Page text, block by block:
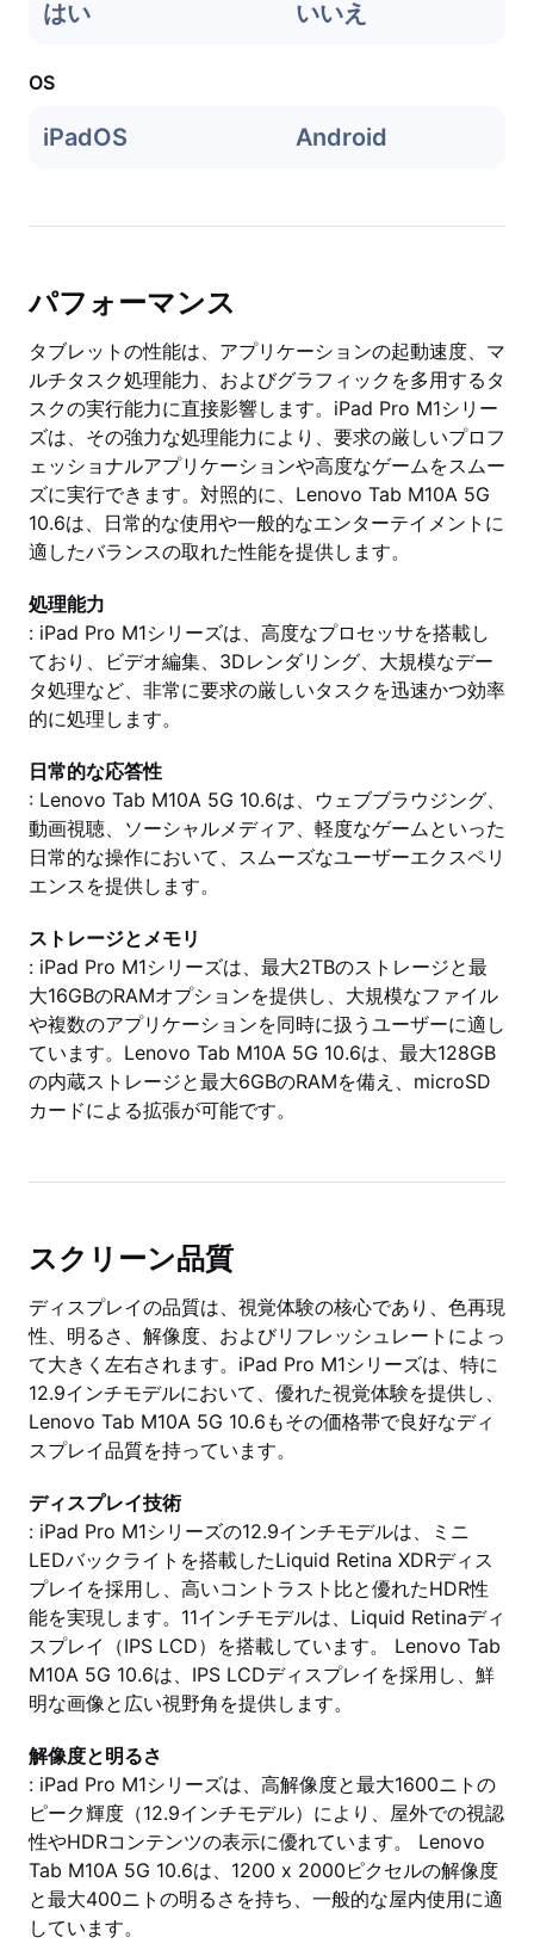
はい いいえ
OS
iPadOS Android
パフォーマンス
タブレットの性能は、アプリケーションの起動速度、マ
ルチタスク処理能力、およびグラフィックを多用するタ
スクの実行能力に直接影響します。iPad Pro M1シリー
ズは、その強力な処理能力により、要求の厳しいプロフ
ェッショナルアプリケーションや高度なゲームをスムー
ズに実行できます。対照的に、Lenovo Tab M10A 5G
10.6は、日常的な使用や一般的なエンターテイメントに
適したバランスの取れた性能を提供します。
処理能力
: iPad Pro M1シリーズは、高度なプロセッサを搭載し
ており、ビデオ編集、3Dレンダリング、大規模なデー
タ処理など、非常に要求の厳しいタスクを迅速かつ効率
的に処理します。
日常的な応答性
: Lenovo Tab M10A 5G 10.6は、ウェブブラウジング、
動画視聴、ソーシャルメディア、軽度なゲームといった
日常的な操作において、スムーズなユーザーエクスペリ
エンスを提供します。
ストレージとメモリ
: iPad Pro M1シリーズは、最大2TBのストレージと最
大16GBのRAMオプションを提供し、大規模なファイル
や複数のアプリケーションを同時に扱うユーザーに適し
ています。Lenovo Tab M10A 5G 10.6は、最大128GB
の内蔵ストレージと最大6GBのRAMを備え、microSD
カードによる拡張が可能です。
スクリーン品質
ディスプレイの品質は、視覚体験の核心であり、色再現
性、明るさ、解像度、およびリフレッシュレートによっ
て大きく左右されます。iPad Pro M1シリーズは、特に
12.9インチモデルにおいて、優れた視覚体験を提供し、
Lenovo Tab M10A 5G 10.6もその価格帯で良好なディ
スプレイ品質を持っています。
ディスプレイ技術
: iPad Pro M1シリーズの12.9インチモデルは、ミニ
LEDバックライトを搭載したLiquid Retina XDRディス
プレイを採用し、高いコントラスト比と優れたHDR性
能を実現します。11インチモデルは、Liquid Retinaディ
スプレイ（IPS LCD）を搭載しています。 Lenovo Tab
M10A 5G 10.6は、IPS LCDディスプレイを採用し、鮮
明な画像と広い視野角を提供します。
解像度と明るさ
: iPad Pro M1シリーズは、高解像度と最大1600ニトの
ピーク輝度（12.9インチモデル）により、屋外での視認
性やHDRコンテンツの表示に優れています。 Lenovo
Tab M10A 5G 10.6は、1200 x 2000ピクセルの解像度
と最大400ニトの明るさを持ち、一般的な屋内使用に適
しています。